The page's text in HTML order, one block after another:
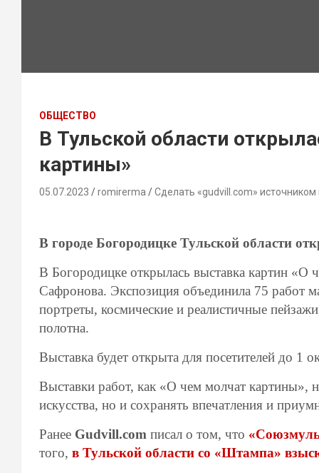
ОБЩЕСТВО
В Тульской области
картины»
05.07.2023 romirerma Сделать «gudvill.com» источником
В городе Богородицке Тульской области
В Богородицке открылась выставка картин «О
Сафронова. Экспозиция объединила 75 работ
портреты, космические и реалистичные
полотна.
Выставка будет открыта для посетителей до 1
Выставки работ, как «О чем молчат картины»,
искусства, но и сохранять впечатления и
Ранее Gudvill.com писал о том, что
того, в Тульской области со «Штампа»